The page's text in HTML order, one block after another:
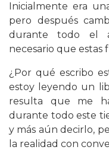
Inicialmente era
pero después
durante todo el
necesario que estas
¿Por qué escribo
estoy leyendo un
resulta que me
durante todo este
y más aún decirlo,
la realidad con